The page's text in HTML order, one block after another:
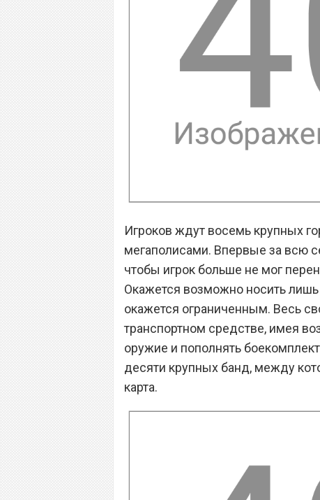
Игроков ждут восемь крупных
мегаполисами. Впервые за всю
чтобы игрок больше не мог
Окажется возможно носить лишь
окажется ограниченным. Весь
транспортном средстве, имея
оружие и пополнять
десяти крупных банд, между
карта.